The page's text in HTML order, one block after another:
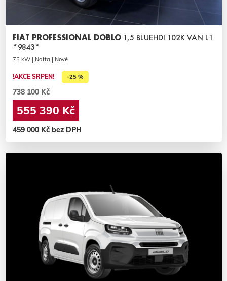
FIAT PROFESSIONAL DOBLO 1,5 BLUEHDI 102K VAN L1
*9843*
75 kW | Nafta | Nové
!AKCE SRPEN! -25 %
738 100 Kč
555 390 Kč
459 000 Kč bez DPH